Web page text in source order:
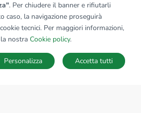
SALVA RICERCA
. Per chiudere il banner e rifiutarli
caso, la navigazione proseguirà
tecnici. Per maggiori informazioni,
nostra Cookie policy.
Accetta tutti
Personalizza